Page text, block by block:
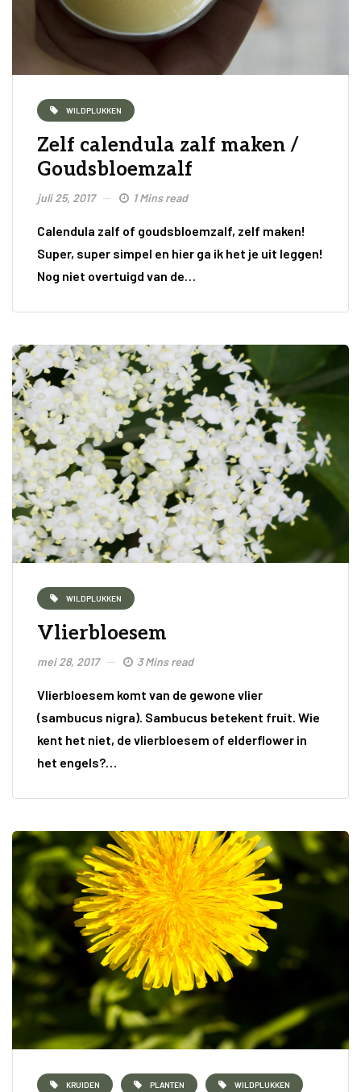
WILDPLUKKEN
Zelf calendula zalf maken /
Goudsbloemzalf
juli 25, 2017 1 Mins read
Calendula zalf of goudsbloemzalf, zelf maken!
Super, super simpel en hier ga ik het je uit leggen!
Nog niet overtuigd van de…
WILDPLUKKEN
Vlierbloesem
mei 28, 2017 3 Mins read
Vlierbloesem komt van de gewone vlier
(sambucus nigra). Sambucus betekent fruit. Wie
kent het niet, de vlierbloesem of elderflower in
het engels?…
KRUIDEN PLANTEN WILDPLUKKEN